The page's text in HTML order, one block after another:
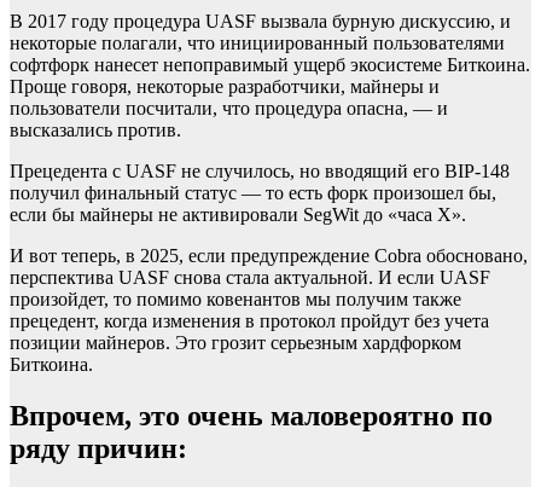
В 2017 году процедура UASF вызвала бурную дискуссию, и
некоторые полагали, что инициированный пользователями
софтфорк нанесет непоправимый ущерб экосистеме Биткоина.
Проще говоря, некоторые разработчики, майнеры и
пользователи посчитали, что процедура опасна, — и
высказались против.
Прецедента с UASF не случилось, но вводящий его BIP-148
получил финальный статус — то есть форк произошел бы,
если бы майнеры не активировали SegWit до «часа X».
И вот теперь, в 2025, если предупреждение Cobra обосновано,
перспектива UASF снова стала актуальной. И если UASF
произойдет, то помимо ковенантов мы получим также
прецедент, когда изменения в протокол пройдут без учета
позиции майнеров. Это грозит серьезным хардфорком
Биткоина.
Впрочем, это очень маловероятно по
ряду причин: